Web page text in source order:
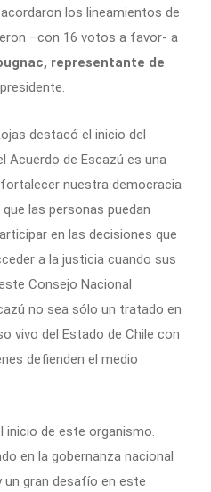
los lineamientos de
–con 16 votos a favor- a
representante de
destacó el inicio del
Acuerdo de Escazú es una
nuestra democracia
las personas puedan
en las decisiones que
a la justicia cuando sus
Consejo Nacional
no sea sólo un tratado en
vivo del Estado de Chile con
defienden el medio
inicio de este organismo.
en la gobernanza nacional
un gran desafío en este